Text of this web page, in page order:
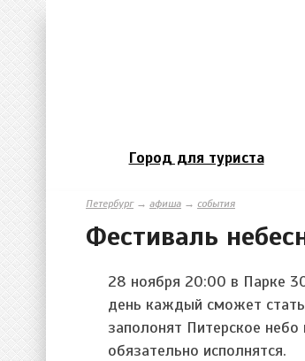
Город для туриста
Петербург→ афиша → события
Фестиваль
28 ноября 20:00 в Парке
день каждый сможет
заполонят Питерское
обязательно исполнятся.